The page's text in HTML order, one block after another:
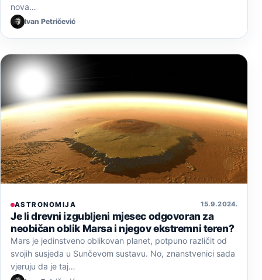
nova…
Ivan Petričević
ASTRONOMIJA 15. 9. 2024.
Je li drevni izgubljeni mjesec odgovoran za
neobičan oblik Marsa i njegov ekstremni teren?
Mars je jedinstveno oblikovan planet, potpuno različit od
svojih susjeda u Sunčevom sustavu. No, znanstvenici sada
vjeruju da je taj…